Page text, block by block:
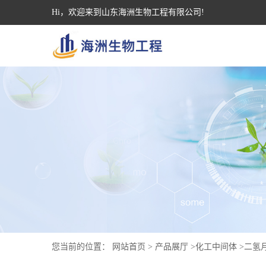
Hi，欢迎来到山东海洲生物工程有限公司!
您当前的位置： 网站首页 > 产品展厅 >化工中间体 >二氢